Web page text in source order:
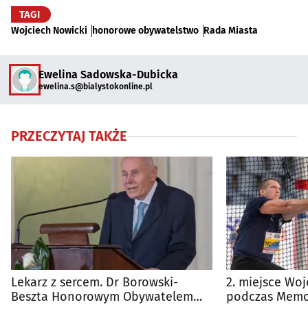
TAGI
Wojciech Nowicki honorowe obywatelstwo Rada Miasta
Ewelina Sadowska-Dubicka
ewelina.s@bialystokonline.pl
PRZECZYTAJ TAKŻE
Lekarz z sercem. Dr Borowski-
Beszta Honorowym Obywatelem
2. miejsce
podczas